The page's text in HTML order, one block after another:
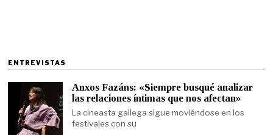
ENTREVISTAS
Anxos Fazáns: «Siempre busqué analizar
las relaciones íntimas que nos afectan»
La cineasta gallega sigue moviéndose en los
festivales con su